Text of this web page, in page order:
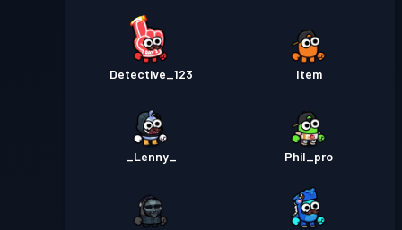
Detective_123 Item
_Lenny_ Phil_pro